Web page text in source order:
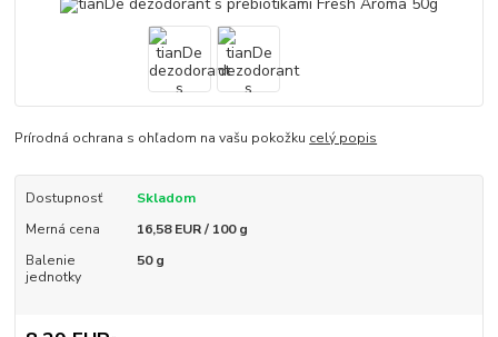
Prírodná ochrana s ohľadom na vašu pokožku celý popis
Dostupnosť
Skladom
Merná cena
16,58 EUR / 100 g
Balenie
jednotky
50 g